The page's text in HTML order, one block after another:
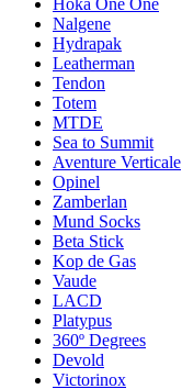
Nalgene
Hydrapak
Leatherman
Tendon
Totem
MTDE
Sea to Summit
Aventure Verticale
Opinel
Zamberlan
Mund Socks
Beta Stick
Kop de Gas
Vaude
LACD
Platypus
360º Degrees
Devold
Victorinox